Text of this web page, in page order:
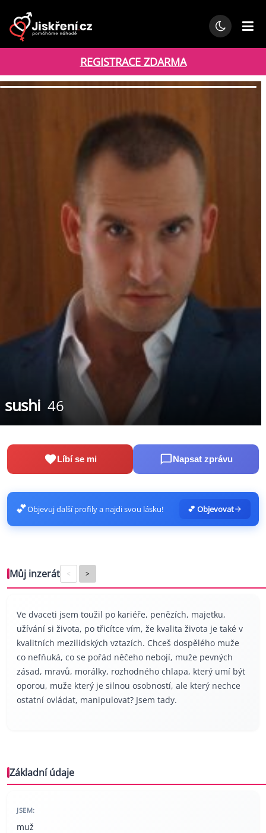
REGISTRACE ZDARMA
sushi 46
Líbí se mi Napsat zprávu
💕Objevuj další profily a najdi svou lásku! 💕 Objevovat
Můj inzerát < >
Ve dvaceti jsem toužil po kariéře, penězích, majetku,
užívání si života, po třicítce vím, že kvalita života je také v
kvalitních mezilidských vztazích. Chceš dospělého muže
co nefňuká, co se pořád něčeho nebojí, muže pevných
zásad, mravů, morálky, rozhodného chlapa, který umí být
oporou, muže který je silnou osobností, ale který nechce
ostatní ovládat, manipulovat? Jsem tady.
Základní údaje
JSEM:
muž